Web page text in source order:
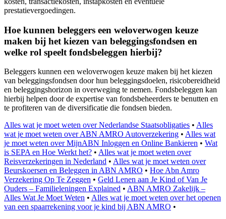
prestatievergoedingen.
Hoe kunnen beleggers een weloverwogen keuze
maken bij het kiezen van beleggingsfondsen en
welke rol speelt fondsbeleggen hierbij?
Beleggers kunnen een weloverwogen keuze maken bij het kiezen
van beleggingsfondsen door hun beleggingsdoelen, risicobereidheid
en beleggingshorizon in overweging te nemen. Fondsbeleggen kan
hierbij helpen door de expertise van fondsbeheerders te benutten en
te profiteren van de diversificatie die fondsen bieden.
Alles wat je moet weten over Nederlandse Staatsobligaties • Alles
wat je moet weten over ABN AMRO Autoverzekering • Alles wat
je moet weten over MijnABN Inloggen en Online Bankieren • Wat
is SEPA en Hoe Werkt het? • Alles wat je moet weten over
Reisverzekeringen in Nederland • Alles wat je moet weten over
Beurskoersen en Beleggen in ABN AMRO • Hoe Abn Amro
Verzekering Op Te Zeggen • Geld Lenen aan Je Kind of Van Je
Ouders – Familieleningen Explained • ABN AMRO Zakelijk –
Alles Wat Je Moet Weten • Alles wat je moet weten over het openen
van een spaarrekening voor je kind bij ABN AMRO •